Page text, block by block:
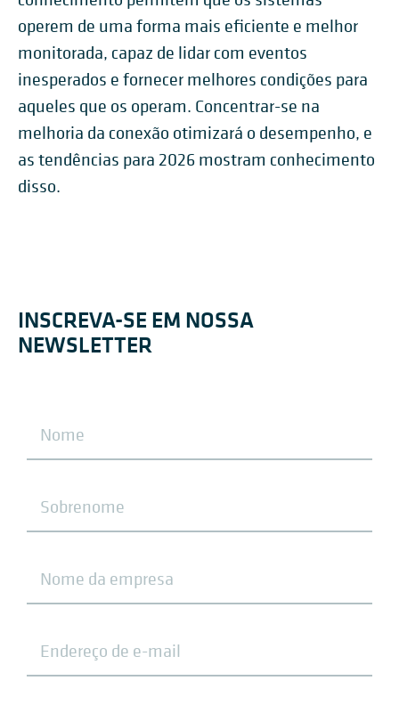
operem de uma forma mais eficiente e melhor
monitorada, capaz de lidar com eventos
inesperados e fornecer melhores condições para
aqueles que os operam. Concentrar-se na
melhoria da conexão otimizará o desempenho, e
as tendências para 2026 mostram conhecimento
disso.
INSCREVA-SE EM NOSSA
NEWSLETTER